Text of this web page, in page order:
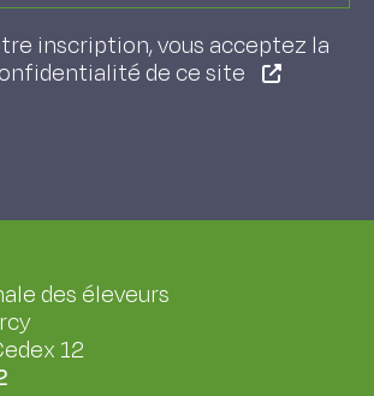
inscription, vous acceptez la
de ce site
des éleveurs
12